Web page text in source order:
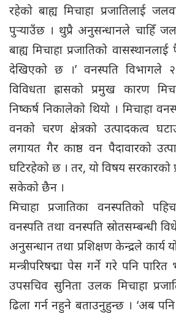
रहेको बाह्य मिचाहा प्रजातिलाई
पुर्‍याउँछ । थुप्रै अनुसन्धानले चाहिँ
बाह्य मिचाहा प्रजातिको
देखिएको छ ।’ वनस्पति विभागले
विविधता ह्रासको प्रमुख कारण
निष्कर्ष निकालेको थियो । मिचाहा
वनको चरण क्षेत्रको उत्पादकत्व
लगायत गैर काष्ठ वन पैदावारको
घटिरहेको छ । तर, यो विषय सरकारको
सकेको छैन ।
मिचाहा प्रजातिका वनस्पतिको
वनस्पति तथा वनस्पति स्रोतसम्बन्धी
अनुसन्धान तथा प्रशिक्षण केन्द्रले कार्य
मन्त्रीपरिषद्मा पेस गर्ने गरे पनि
उपसचिव सुनिता उलक मिचाहा
ढिला गर्न नहुने बताउनुहुन्छ । ‘अब